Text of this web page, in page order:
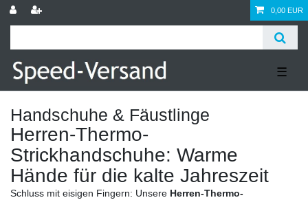
0,00 EUR
☰
Handschuhe & Fäustlinge
Herren-Thermo-
Strickhandschuhe: Warme
Hände für die kalte Jahreszeit
Schluss mit eisigen Fingern: Unsere Herren-Thermo-